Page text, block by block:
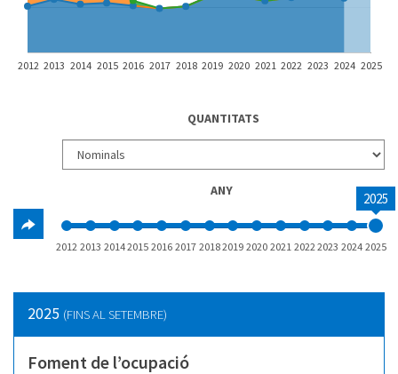
2012 2013 2014 2015 2016 2017 2018 2019 2020 2021 2022 2023 2024 2025
QUANTITATS
ANY 2025
2012 2013 20142015 2016 2017 20182019 2020 2021 2022 2023 2024 2025
2025 (FINS AL SETEMBRE)
Foment de l’ocupació